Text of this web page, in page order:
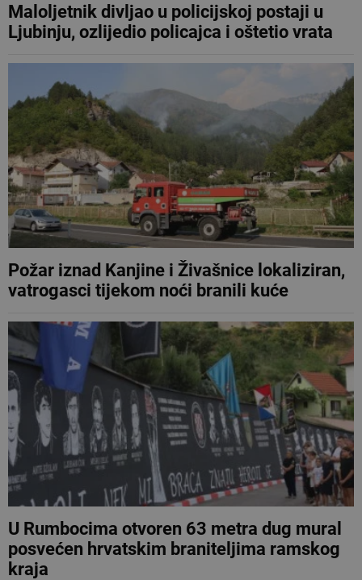
Maloljetnik divljao u policijskoj postaji u
Ljubinju, ozlijedio policajca i oštetio vrata
Požar iznad Kanjine i Živašnice lokaliziran,
vatrogasci tijekom noći branili kuće
U Rumbocima otvoren 63 metra dug mural
posvećen hrvatskim braniteljima ramskog
kraja